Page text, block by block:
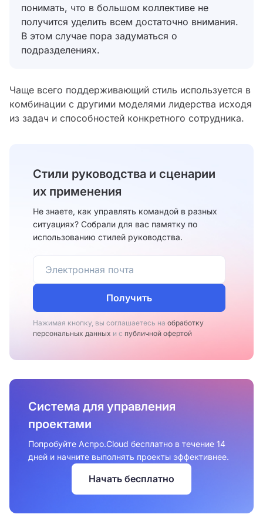
понимать, что в большом коллективе не
получится уделить всем достаточно внимания.
В этом случае пора задуматься о
подразделениях.
Чаще всего поддерживающий стиль используется в
комбинации с другими моделями лидерства исходя
из задач и способностей конкретного сотрудника.
Cтили руководства и сценарии
их применения
Не знаете, как управлять командой в разных
ситуациях? Собрали для вас памятку по
использованию стилей руководства.
Получить
Нажимая кнопку, вы соглашаетесь на обработку
персональных данных и с публичной офертой
Система для управления
проектами
Попробуйте Аспро.Cloud бесплатно в течение 14
дней и начните выполнять проекты эффективнее.
Начать бесплатно